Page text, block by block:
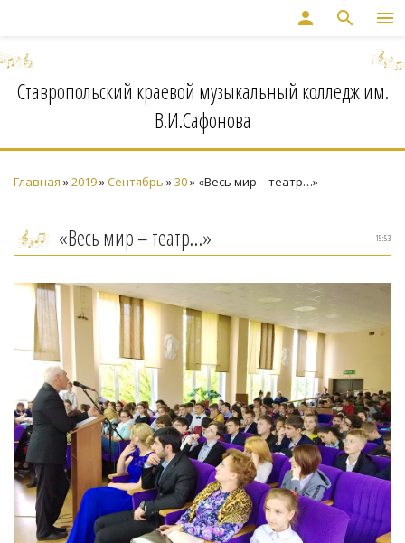
menu
search
person
Ставропольский краевой музыкальный колледж им.
В.И.Сафонова
Главная »2019»Сентябрь »30» «Весь мир – театр…»
15:53
«Весь мир – театр…»